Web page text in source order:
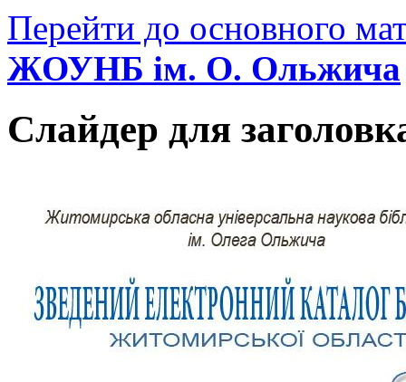
Перейти до основного
ЖОУНБ ім. О. Ольжича
Слайдер для